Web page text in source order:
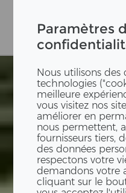
Paramètres
Nous utilisons des
technologies
meilleure
vous visitez nos
améliorer en
nous permettent,
fournisseurs tiers,
des données
respectons votre
demandons votre
cliquant sur le